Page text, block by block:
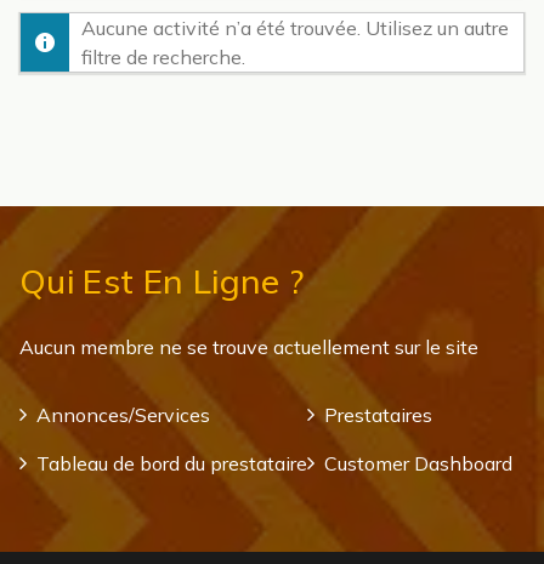
activité:
Aucune activité n’a été trouvée. Utilisez un autre
filtre de recherche.
Qui Est En Ligne ?
Aucun membre ne se trouve actuellement sur le site
Annonces/Services
Prestataires
Tableau de bord du prestataire
Customer Dashboard